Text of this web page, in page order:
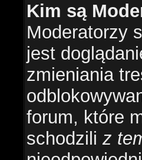
Kim są
Moderatorzy
jest
zmieniania
forum, które
schodzili z